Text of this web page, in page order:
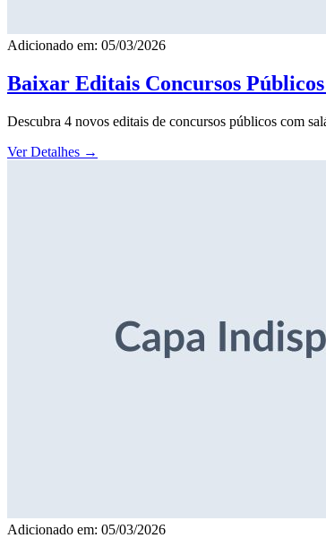
Adicionado em: 05/03/2026
Baixar Editais Concursos
Descubra 4 novos editais de concursos públicos com
Ver Detalhes →
Adicionado em: 05/03/2026